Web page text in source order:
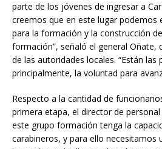
parte de los jóvenes de ingresar a
creemos que en este lugar podemos
para la formación y la construcción
formación”, señaló el general Oñate,
de las autoridades locales. “Están las
principalmente, la voluntad para
Respecto a la cantidad de
primera etapa, el director de personal
este grupo formación tenga la
carabineros, y para ello necesitamos